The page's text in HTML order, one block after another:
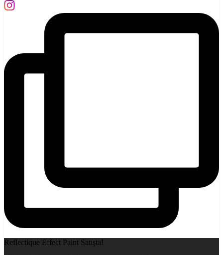
Reflectique Effect Paint Satışta!